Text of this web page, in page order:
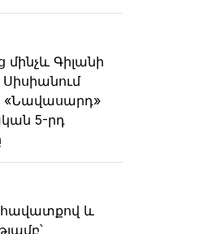
Գիլանի
Սիսիանում
«Նավասարդ»
5-րդ
հավատքով և